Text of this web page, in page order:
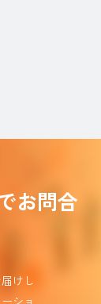
お問合
けし
ショ